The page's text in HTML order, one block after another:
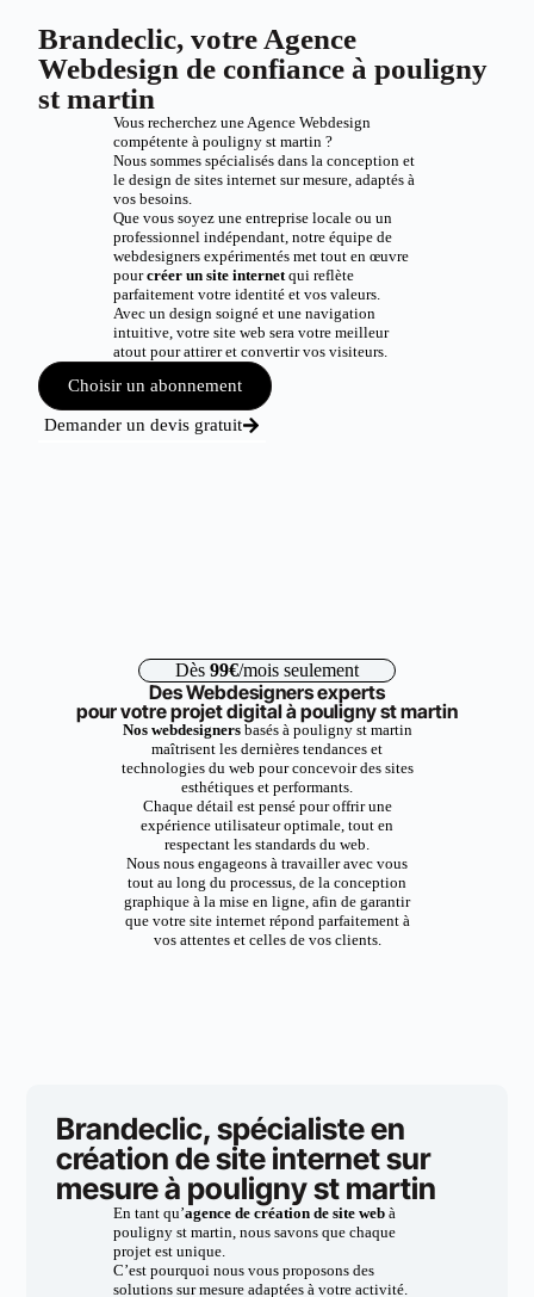
Brandeclic, votre Agence
Webdesign de confiance à pouligny
st martin
Vous recherchez une Agence Webdesign
compétente à pouligny st martin ?
Nous sommes spécialisés dans la conception et
le design de sites internet sur mesure, adaptés à
vos besoins.
Que vous soyez une entreprise locale ou un
professionnel indépendant, notre équipe de
webdesigners expérimentés met tout en œuvre
pourcréer un site internetqui reflète
parfaitement votre identité et vos valeurs.
Avec un design soigné et une navigation
intuitive, votre site web sera votre meilleur
atout pour attirer et convertir vos visiteurs.
Choisir un abonnement
Demander un devis gratuit
Dès 99€/mois seulement
Des Webdesigners experts
pour votre projet digital à pouligny st martin
Nos webdesignersbasés à pouligny st martin
maîtrisent les dernières tendances et
technologies du web pour concevoir des sites
esthétiques et performants.
Chaque détail est pensé pour offrir une
expérience utilisateur optimale, tout en
respectant les standards du web.
Nous nous engageons à travailler avec vous
tout au long du processus, de la conception
graphique à la mise en ligne, afin de garantir
que votre site internet répond parfaitement à
vos attentes et celles de vos clients.
Brandeclic, spécialiste en
création de site internet sur
mesure à pouligny st martin
En tant qu’agence de création de site webà
pouligny st martin, nous savons que chaque
projet est unique.
C’est pourquoi nous vous proposons des
solutions sur mesure adaptées à votre activité.